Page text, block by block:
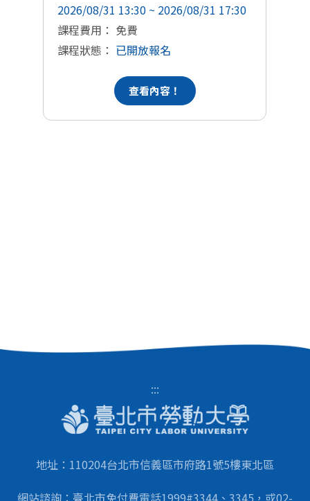
2026/08/31 13:30 ~ 2026/08/31 17:30
課程費用： 免費
課程狀態： 已開放報名
查看內容！
:::
地址：110204台北市信義區市府路1號5樓東北區
網站諮詢：臺北市免付費電話1999#3344、3345，或02-